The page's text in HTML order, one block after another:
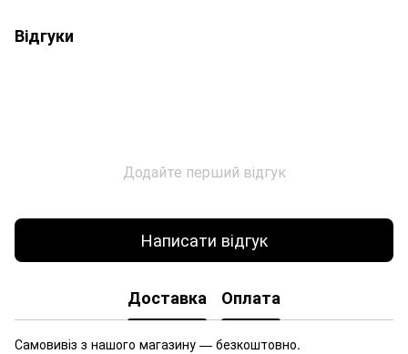
Відгуки
Додайте перший відгук
Написати відгук
Доставка Оплата
Самовивіз з нашого магазину — безкоштовно.